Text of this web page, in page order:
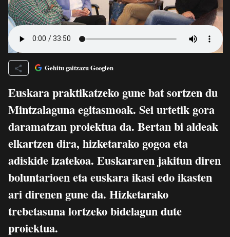
Gehitu gaitzazu Googlen
Euskara praktikatzeko gune bat sortzen du
Mintzalaguna egitasmoak. Sei urtetik gora
daramatzan proiektua da. Bertan bi aldeak
elkartzen dira, hizketarako gogoa eta
adiskide izatekoa. Euskararen jakitun diren
boluntarioen eta euskara ikasi edo ikasten
ari direnen gune da. Hizketarako
trebetasuna lortzeko bidelagun dute
proiektua.